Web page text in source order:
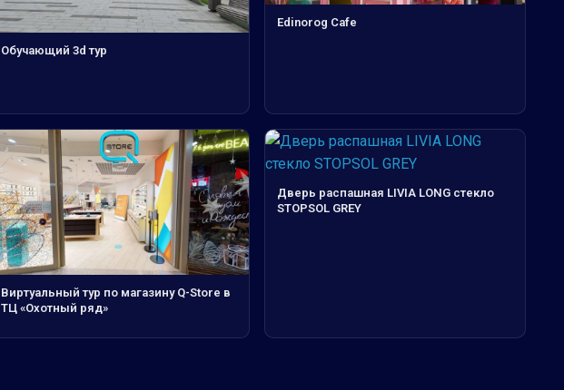
Обучающий 3d тур
Edinorog Cafe
Виртуальный тур по магазину Q-Store в
ТЦ «Охотный ряд»
Дверь распашная LIVIA LONG стекло
STOPSOL GREY